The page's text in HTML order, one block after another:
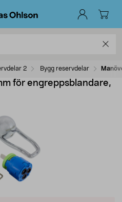
2 Bygg reservdelar
för engreppsblandare,